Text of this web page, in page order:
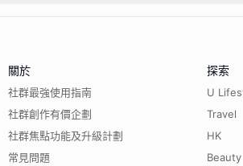
關於
社群最強使用指南
社群創作有價企劃
社群焦點功能及升級計劃
常見問題
探索
U
Travel
HK
Beauty